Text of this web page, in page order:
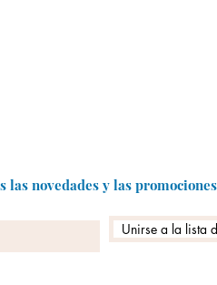
novedades y las promociones
Unirse a la lista